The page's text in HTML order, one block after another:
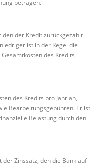
betragen.
der Kredit zurückgezahlt
ist in der Regel die
des Kredits
des Kredits pro Jahr an,
Bearbeitungsgebühren. Er ist
Belastung durch den
Zinssatz, den die Bank auf